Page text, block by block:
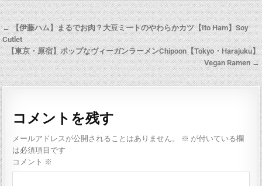
← 【伊藤ハム】まるでお肉？大豆ミートのやわらかカツ【Ito Ham】Soy
Cutlet
【東京・原宿】ポップなヴィーガンラーメンChipoon【Tokyo・Harajuku】
Vegan Ramen →
コメントを残す
メールアドレスが公開されることはありません。 ※ が付いている欄
は必須項目です
コメント ※